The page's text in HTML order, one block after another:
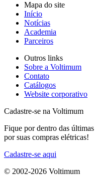
Mapa do site
Início
Notícias
Academia
Parceiros
Outros links
Sobre a Voltimum
Contato
Catálogos
Website corporativo
Cadastre-se na Voltimum
Fique por dentro das
por suas compras elétricas!
Cadastre-se aqui
© 2002-2026 Voltimum